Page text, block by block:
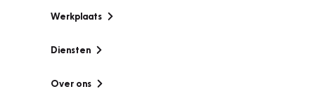
Werkplaats
Diensten
Over ons